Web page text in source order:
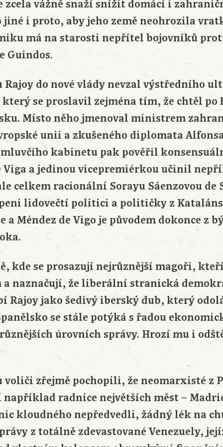
zcela vážně snaží snížit domácí i
jiné i proto, aby jeho země neohrozila
má na starosti nepřítel bojovníků
Guindos.
Rajoy do nové vlády nevzal výstředního
se proslavil zejména tím, že chtěl
Místo něho jmenoval ministrem
unii a zkušeného diplomata
kabinetu pak pověřil
Viga a jedinou vicepremiérkou učinil
celkem racionální Sorayu Sáenzovou de
lidovečtí politici a političky z
a Méndez de Vigo je původem dokonce z
kde se prosazují nejrůznější magoři,
naznačují, že liberální stranická
Rajoy jako šedivý iberský dub, který
se stále potýká s řadou
úrovních správy. Hrozí mu i
voliči zřejmě pochopili, že neomarxisté z
radnice největších měst –
kloudného nepředvedli, žádný lék na
z totálně zdevastované Venezuely,